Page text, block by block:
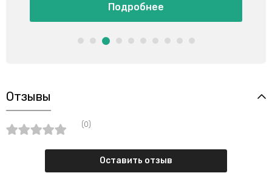
Подробнее
Отзывы
(0)
Оставить отзыв